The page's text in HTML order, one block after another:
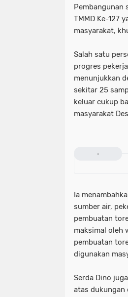
Pembangunan
TMMD Ke-127
masyarakat,
Salah satu
progres
menunjukkan
sekitar 25
keluar cukup
masyarakat
-
Ia
sumber air,
pembuatan
maksimal oleh
pembuatan
digunakan
Serda Dino
atas dukungan